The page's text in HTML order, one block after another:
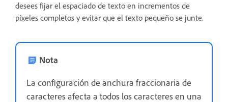
desees fijar el espaciado de texto en incrementos de
píxeles completos y evitar que el texto pequeño se junte.
Nota
La configuración de anchura fraccionaria de
caracteres afecta a todos los caracteres en una